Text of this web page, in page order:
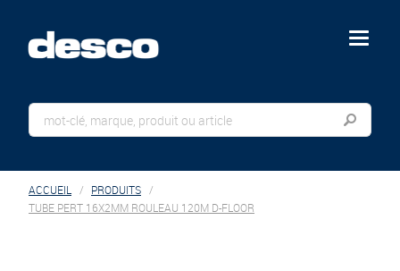
menu
ACCUEIL
PRODUITS
TUBE PERT 16X2MM ROULEAU 120M D-FLOOR